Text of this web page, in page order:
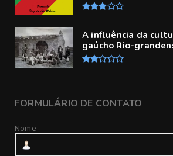
A influência da
gaúcho Rio-
FORMULÁRIO DE CONTATO
Nome